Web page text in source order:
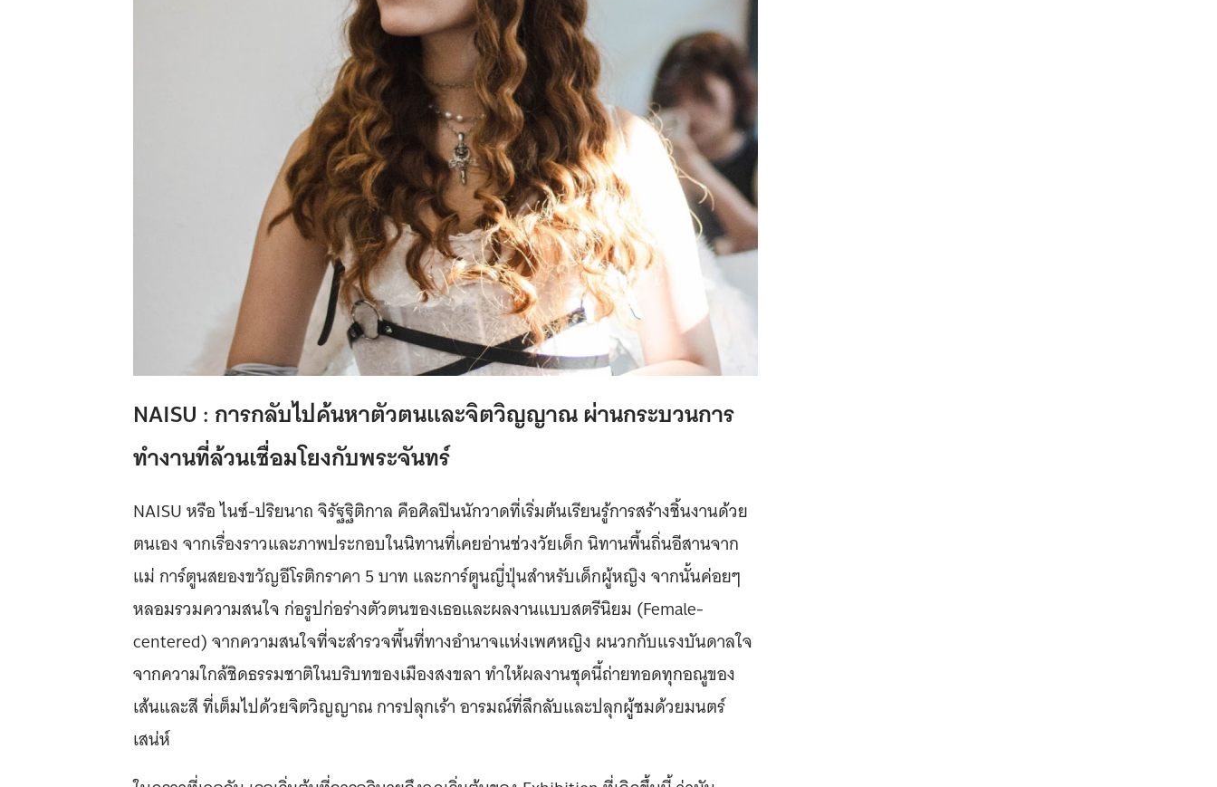
NAISU : การกลับไปค้นหาตัวตนและจิตวิญญาณ ผ่านกระบวนการ
ทำงานที่ล้วนเชื่อมโยงกับพระจันทร์
NAISU หรือ ไนซ์-ปริยนาถ จิรัฐฐิติกาล คือศิลปินนักวาดที่เริ่มต้นเรียนรู้การสร้างชิ้นงานด้วย
ตนเอง จากเรื่องราวและภาพประกอบในนิทานที่เคยอ่านช่วงวัยเด็ก นิทานพื้นถิ่นอีสานจาก
แม่ การ์ตูนสยองขวัญอีโรติกราคา 5 บาท และการ์ตูนญี่ปุ่นสำหรับเด็กผู้หญิง จากนั้นค่อยๆ
หลอมรวมความสนใจ ก่อรูปก่อร่างตัวตนของเธอและผลงานแบบสตรีนิยม (Female-
centered) จากความสนใจที่จะสำรวจพื้นที่ทางอำนาจแห่งเพศหญิง ผนวกกับแรงบันดาลใจ
จากความใกล้ชิดธรรมชาติในบริบทของเมืองสงขลา ทำให้ผลงานชุดนี้ถ่ายทอดทุกอณูของ
เส้นและสี ที่เต็มไปด้วยจิตวิญญาณ การปลุกเร้า อารมณ์ที่ลึกลับและปลุกผู้ชมด้วยมนตร์
เสน่ห์